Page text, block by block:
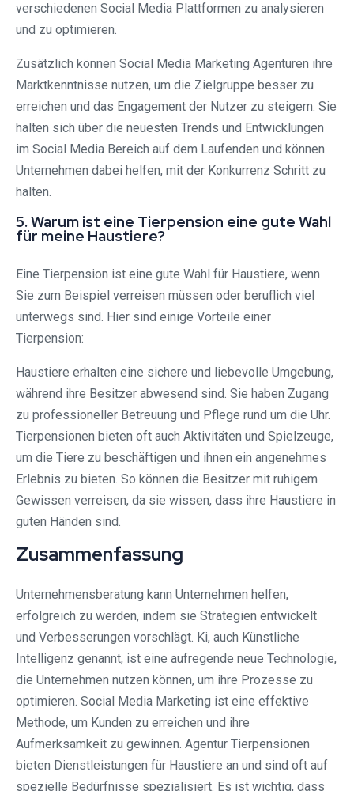
verschiedenen Social Media Plattformen zu analysieren
und zu optimieren.
Zusätzlich können Social Media Marketing Agenturen ihre
Marktkenntnisse nutzen, um die Zielgruppe besser zu
erreichen und das Engagement der Nutzer zu steigern. Sie
halten sich über die neuesten Trends und Entwicklungen
im Social Media Bereich auf dem Laufenden und können
Unternehmen dabei helfen, mit der Konkurrenz Schritt zu
halten.
5. Warum ist eine Tierpension eine gute Wahl
für meine Haustiere?
Eine Tierpension ist eine gute Wahl für Haustiere, wenn
Sie zum Beispiel verreisen müssen oder beruflich viel
unterwegs sind. Hier sind einige Vorteile einer
Tierpension:
Haustiere erhalten eine sichere und liebevolle Umgebung,
während ihre Besitzer abwesend sind. Sie haben Zugang
zu professioneller Betreuung und Pflege rund um die Uhr.
Tierpensionen bieten oft auch Aktivitäten und Spielzeuge,
um die Tiere zu beschäftigen und ihnen ein angenehmes
Erlebnis zu bieten. So können die Besitzer mit ruhigem
Gewissen verreisen, da sie wissen, dass ihre Haustiere in
guten Händen sind.
Zusammenfassung
Unternehmensberatung kann Unternehmen helfen,
erfolgreich zu werden, indem sie Strategien entwickelt
und Verbesserungen vorschlägt. Ki, auch Künstliche
Intelligenz genannt, ist eine aufregende neue Technologie,
die Unternehmen nutzen können, um ihre Prozesse zu
optimieren. Social Media Marketing ist eine effektive
Methode, um Kunden zu erreichen und ihre
Aufmerksamkeit zu gewinnen. Agentur Tierpensionen
bieten Dienstleistungen für Haustiere an und sind oft auf
spezielle Bedürfnisse spezialisiert. Es ist wichtig, dass